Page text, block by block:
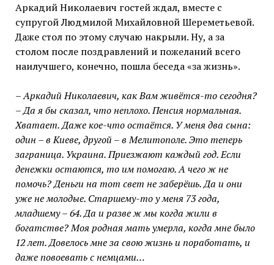
Аркадий Николаевич гостей ждал, вместе с
супругой Людмилой Михайловной Шереметьевой.
Даже стол по этому случаю накрыли. Ну, а за
столом после поздравлений и пожеланий всего
наилучшего, конечно, пошла беседа «за жизнь».
– Аркадий Николаевич, как Вам живётся-то сегодня?
– Да я бы сказал, что неплохо. Пенсия нормальная.
Хватает. Даже кое-что остаётся. У меня два сына:
один – в Киеве, другой – в Мелитополе. Это теперь
заграница. Украина. Приезжают каждый год. Если
денежки остаются, то им помогаю. А чего ж не
помочь? Деньги на тот свет не заберёшь. Да и они
уже не молодые. Старшему-то у меня 73 года,
младшему – 64. Да и разве ж мы когда жили в
богатстве? Моя родная мать умерла, когда мне было
12 лет. Довелось мне за свою жизнь и поработать, и
даже повоевать с немцами…